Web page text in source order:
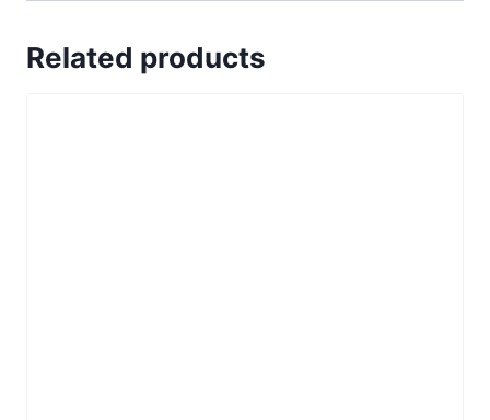
Related products